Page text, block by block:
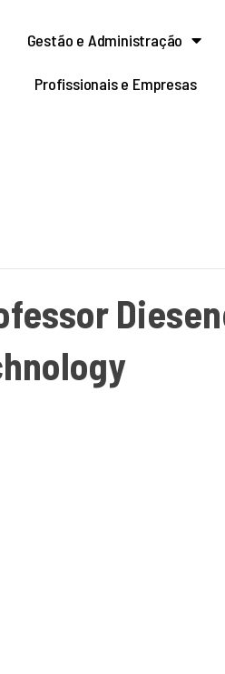
Gestão e Administração
Profissionais e Empresas